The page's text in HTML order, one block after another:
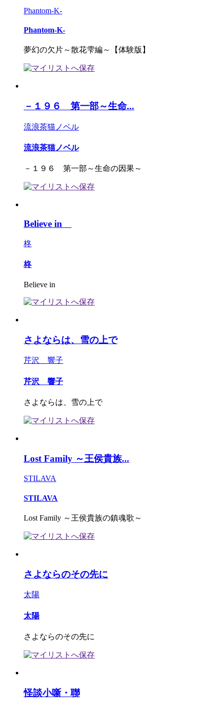
Phantom-K-
Phantom-K-
夢幻の欠片～散花雫編～【体験版】
－１９６ 第一部～生命...
流浪茶猫ノベル
流浪茶猫ノベル
－１９６ 第一部～生命の因果～
Believe in
柊
柊
Believe in
さよならは、雪の上で
芹沢 響子
芹沢 響子
さよならは、雪の上で
Lost Family ～王侯貴族...
STILAVA
STILAVA
Lost Family ～王侯貴族の鎮魂歌～
さよならのその先に
太陽
太陽
さよならのその先に
怪談小噺・聯